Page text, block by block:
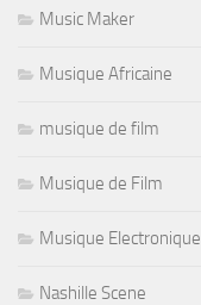
Music Maker
Musique Africaine
musique de film
Musique de Film
Musique Electronique
Nashille Scene